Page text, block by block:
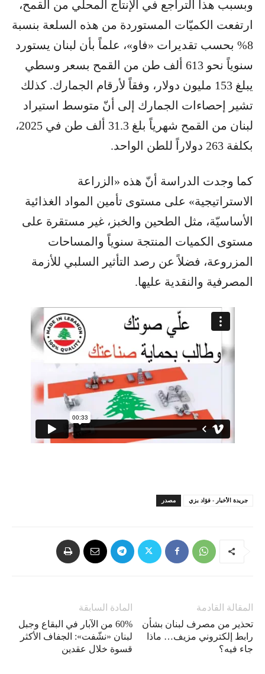
وبسبب هذا التراجع في الإنتاج المحلّي من القمح،
ارتفعت الكميّات المستوردة من هذه السلعة بنسبة
8% بحسب تقديرات «فاو»، علماً بأن لبنان يستورد
سنوياً نحو 613 ألف طن من القمح بسعر وسطي
يبلغ 153 مليون دولار، وفقاً لأرقام الجمارك. كذلك
تشير إحصاءات الجمارك إلى أنّ متوسط استيراد
لبنان من القمح شهرياً بلغ 31.3 ألف طن في 2025،
بكلفة 263 دولاراً للطن الواحد.
كما وجدت الدراسة أنّ هذه «الزراعة
الاستراتيجية» على مستوى تأمين المواد الغذائية
الأساسيّة، مثل الطحين والخبز، غير مستقرة على
مستوى الكميات المنتجة سنوياً والمساحات
المزروعة، فضلاً عن رصد التأثير السلبي للأزمة
المصرفية والنقدية عليها.
مصدر جريدة الأخبار - فؤاد بزي
المادة السابقة
60% من الآبار في البقاع وجبل
لبنان «نشّفت»: الجفاف الأكثر
قسوة خلال عقدين
المقالة القادمة
تحذير من مصرف لبنان بشأن
رابط إلكتروني مزيف… ماذا
جاء فيه؟